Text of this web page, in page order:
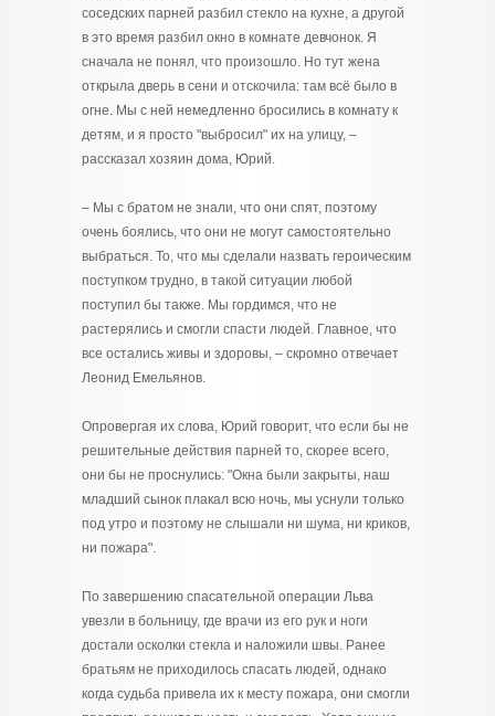
соседских парней разбил стекло на кухне, а другой
в это время разбил окно в комнате девчонок. Я
сначала не понял, что произошло. Но тут жена
открыла дверь в сени и отскочила: там всё было в
огне. Мы с ней немедленно бросились в комнату к
детям, и я просто "выбросил" их на улицу, –
рассказал хозяин дома, Юрий.
– Мы с братом не знали, что они спят, поэтому
очень боялись, что они не могут самостоятельно
выбраться. То, что мы сделали назвать героическим
поступком трудно, в такой ситуации любой
поступил бы также. Мы гордимся, что не
растерялись и смогли спасти людей. Главное, что
все остались живы и здоровы, – скромно отвечает
Леонид Емельянов.
Опровергая их слова, Юрий говорит, что если бы не
решительные действия парней то, скорее всего,
они бы не проснулись: "Окна были закрыты, наш
младший сынок плакал всю ночь, мы уснули только
под утро и поэтому не слышали ни шума, ни криков,
ни пожара".
По завершению спасательной операции Льва
увезли в больницу, где врачи из его рук и ноги
достали осколки стекла и наложили швы. Ранее
братьям не приходилось спасать людей, однако
когда судьба привела их к месту пожара, они смогли